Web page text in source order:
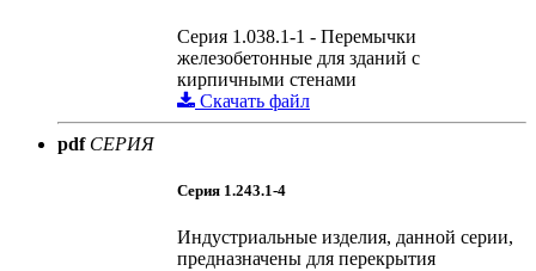
Серия 1.038.1-1 - Перемычки
железобетонные для зданий с
кирпичными стенами
Скачать файл
pdf СЕРИЯ
Серия 1.243.1-4
Индустриальные изделия, данной серии,
предназначены для перекрытия